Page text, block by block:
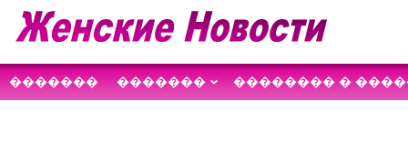
������� ������� �������� �